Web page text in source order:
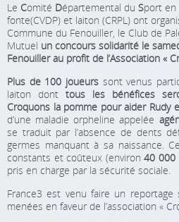
Le Comité Départemental du Sport en
fonte(CVDP) et laiton (CRPL) ont
Commune du Fenouiller, le Club de
Mutuel un concours solidarité le
Fenouiller au profit de l’Association «
Plus de 100 joueurs sont venus
laiton dont tous les bénéfices
Croquons la pomme pour aider Rudy
d’une maladie orpheline appelée
se traduit par l’absence de dents
germes manquant à sa naissance.
constants et coûteux (environ40 000
pris en charge par la sécurité sociale.
France3 est venu faire un
menées en faveur de l’association «